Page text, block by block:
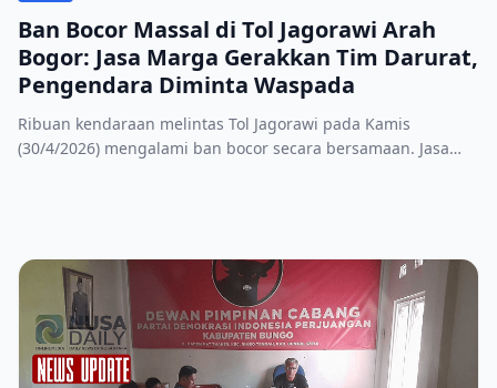
Ban Bocor Massal di Tol Jagorawi Arah
Bogor: Jasa Marga Gerakkan Tim Darurat,
Pengendara Diminta Waspada
Ribuan kendaraan melintas Tol Jagorawi pada Kamis
(30/4/2026) mengalami ban bocor secara bersamaan. Jasa